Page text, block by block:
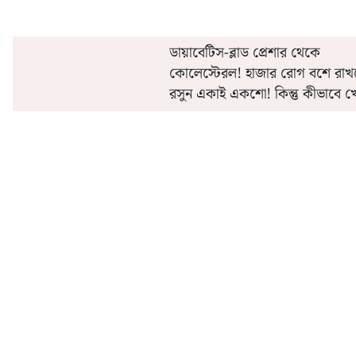
ডায়াবেটিস-ব্লাড প্রেশার থেকে
কোলেস্টেরল! হাজার রোগ বশে
রসুন একাই একশো! কিন্তু কীভাবে